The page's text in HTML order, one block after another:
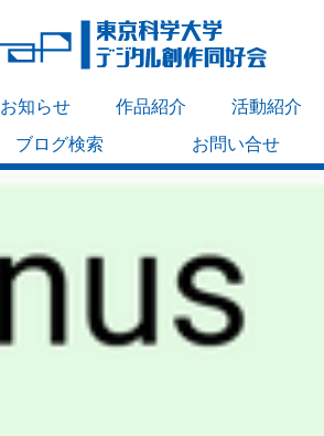
お知らせ 作品紹介
活動紹介
ブログ検索 お問い合せ